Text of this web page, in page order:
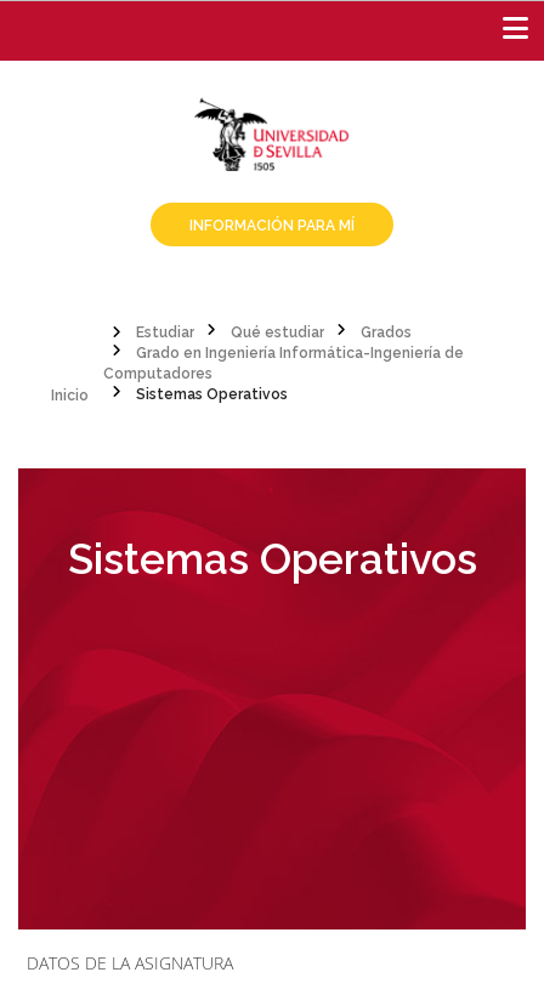
contenido
INFORMACIÓN PARA MÍ
Sobrescribir
enlaces
Estudiar Qué estudiar
Grados
Grado en Ingeniería Informática-Ingeniería de
Computadores
Sistemas Operativos
Sistemas Operativos
DATOS DE LA ASIGNATURA